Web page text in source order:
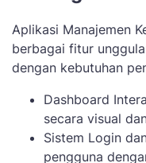
Aplikasi Manajemen
berbagai fitur
dengan kebutuhan
Dashboard
secara visual
Sistem Login
pengguna